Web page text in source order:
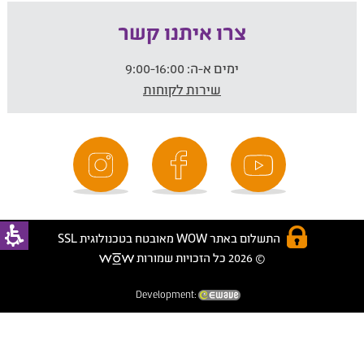
צרו איתנו קשר
ימים א-ה:
שירות לקוחות
התשלום באתר WOW מאובטח בטכנולוגית SSL
© 2026 כל הזכויות שמורות
Development: